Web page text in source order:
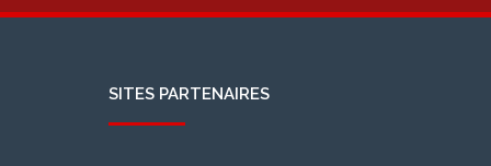
SITES PARTENAIRES